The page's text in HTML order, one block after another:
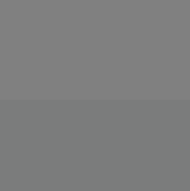
de acollida